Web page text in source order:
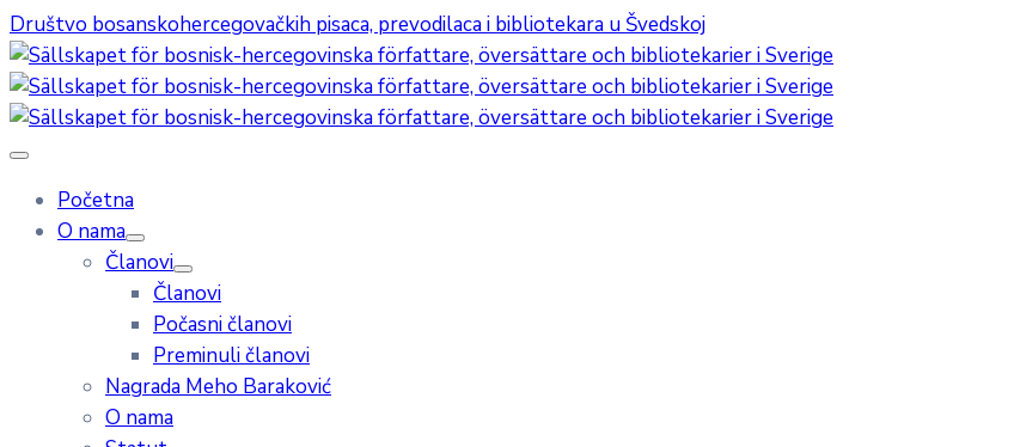
Društvo bosanskohercegovačkih pisaca, prevodilaca i bibliotekara u Švedskoj
Početna
O nama
Članovi
Članovi
Počasni članovi
Preminuli članovi
Nagrada Meho Baraković
O nama